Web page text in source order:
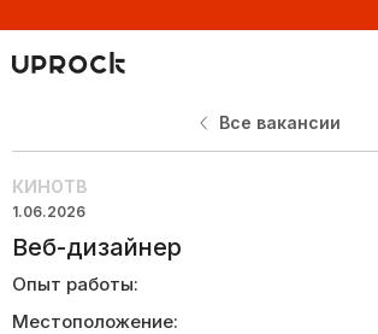
Все вакансии
КИНОТВ
1.06.2026
Веб-дизайнер
Опыт работы:
Местоположение: